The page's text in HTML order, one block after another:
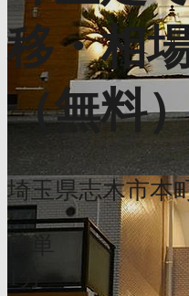
移・相
（無料
埼玉県志木市本
簡単
1分